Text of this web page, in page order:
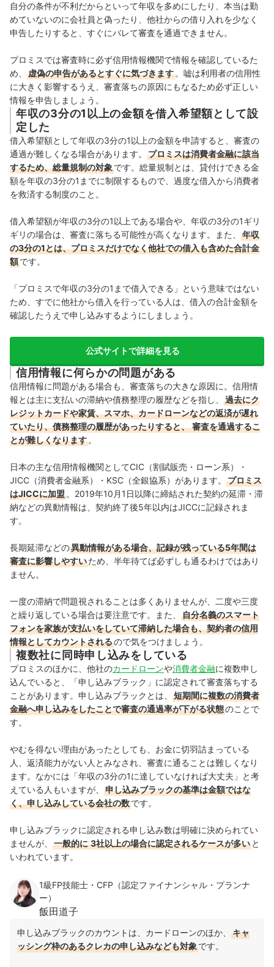
自分の条件が不利だからといって年収を多めにしたり、本当は勤
めていないのに会社員と偽ったり、他社からの借り入れを少なく
申告したりすると、すぐにバレて審査を通過できません。
プロミスでは審査時に必ず信用情報機関で情報を確認しているた
め、
虚偽の申告があるとすぐに気づきます 。嘘は利用者の信用性
に大きく影響するうえ、審査落ちの原因にもなるため必ず正しい
情報を申告しましょう。
年収の3分の1以上の金額を借入希望額として設
定した
借入希望額として年収の3分の1以上の金額を申請すると、審査の
通過が難しくなる場合があります。
プロミスは消費者金融に該当
するため、総量規制の対象です。 総量規制とは、貸付けできる金
額を年収の3分の1までに制限するもので、過度な借入から消費者
を救済する制度のこと。
借入希望額が年収の3分の1以上である場合や、 年収の3分の1ギリ
ギリの場合は、審査に落ちる可能性が高くなります。
また、
年収
の3分の1とは、プロミスだけでなく他社での借入も含めた合計金
額です。
「プロミスで年収の3分の1まで借入できる」という意味ではない
ため、すでに他社から借入を行っている人は、借入の合計金額を
確認したうえで申し込みするようにしましょう。
公式サイトで詳細を見る
信用情報に何らかの問題がある
信用情報に問題がある場合も、審査落ちの大きな原因に。信用情
報とは主に支払いの滞納や債務整理の履歴などを指し、
過去にク
レジットカードや家賃、スマホ、カードローンなどの返済が遅れ
ていたり、債務整理の履歴があったりすると、 審査を通過するこ
とが難しくなります 。
日本の主な信用情報機関としてCIC（割賦販売・ローン系）・
JICC（消費者金融系）・KSC（全銀協系）があります。
プロミス
はJICCに加盟 。2019年10月1日以降に締結された契約の延滞・滞
納などの異動情報は、契約終了後5年以内はJICCに記録されま
す。
長期延滞などの異動情報がある場合、記録が残っている5年間は
審査に影響しやすいため、半年待てば必ずしも通るわけではあり
ません。
一度の滞納で問題視されることは多くありませんが、二度や三度
と繰り返している場合は要注意です。また、
自分名義のスマート
フォンを家族が支払いをしていて滞納した場合も、契約者の信用
情報としてカウントされるので気をつけましょう。
複数社に同時申し込みをしている
プロミスのほかに、他社のカードローンや消費者金融に複数申し
込んでいると、「申し込みブラック」に認定されて審査落ちする
ことがあります。申し込みブラックとは、
短期間に複数の消費者
金融へ申し込みをしたことで審査の通過率が下がる状態のことで
す。
やむを得ない理由があったとしても、お金に切羽詰まっている
人、返済能力がない人とみなされ、審査に通ることは難しくなり
ます。 なかには「年収の3分の1に達していなければ大丈夫」と考
えている人もいますが、
申し込みブラックの基準は金額ではな
く、申し込みしている会社の数です。
申し込みブラックに認定される申し込み数は明確に決められてい
ませんが、
一般的に 3社以上の場合に認定されるケースが多い と
いわれています。
1級FP技能士・CFP（認定ファイナンシャル・プランナ
ー）
飯田道子
申し込みブラックのカウントは、カードローンのほか、
キャ
ッシング枠のあるクレカの申し込みなども対象です。